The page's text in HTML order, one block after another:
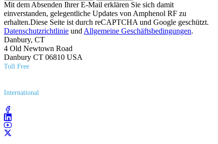
Mit dem Absenden Ihrer E-Mail erklären Sie sich damit
einverstanden, gelegentliche Updates von Amphenol RF zu
erhalten.Diese Seite ist durch reCAPTCHA und Google geschützt.
Datenschutzrichtlinie und Allgemeine Geschäftsbedingungen.
Danbury, CT
4 Old Newtown Road
Danbury CT 06810 USA
Toll Free
International